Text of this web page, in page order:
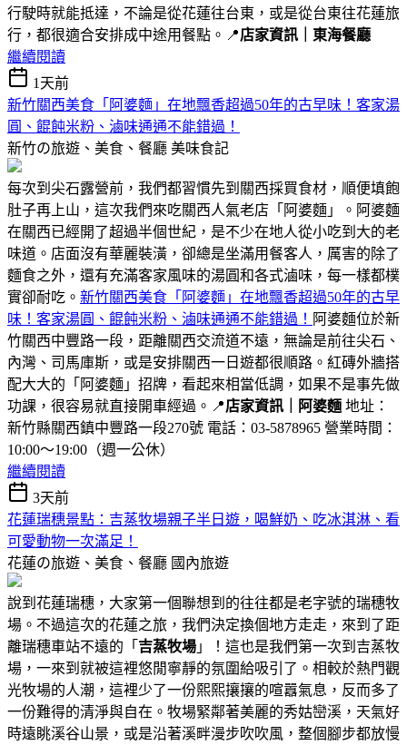
行駛時就能抵達，不論是從花蓮往台東，或是從台東往花蓮旅
行，都很適合安排成中途用餐點。📍店家資訊｜東海餐廳
繼續閱讀
1天前
新竹關西美食「阿婆麵」在地飄香超過50年的古早味！客家湯
圓、餛飩米粉、滷味通通不能錯過！
新竹の旅遊、美食、餐廳 美味食記
每次到尖石露營前，我們都習慣先到關西採買食材，順便填飽
肚子再上山，這次我們來吃關西人氣老店「阿婆麵」。阿婆麵
在關西已經開了超過半個世紀，是不少在地人從小吃到大的老
味道。店面沒有華麗裝潢，卻總是坐滿用餐客人，厲害的除了
麵食之外，還有充滿客家風味的湯圓和各式滷味，每一樣都樸
實卻耐吃。 新竹關西美食「阿婆麵」在地飄香超過50年的古早
味！客家湯圓、餛飩米粉、滷味通通不能錯過！ 阿婆麵位於新
竹關西中豐路一段，距離關西交流道不遠，無論是前往尖石、
內灣、司馬庫斯，或是安排關西一日遊都很順路。紅磚外牆搭
配大大的「阿婆麵」招牌，看起來相當低調，如果不是事先做
功課，很容易就直接開車經過。📍店家資訊｜阿婆麵 地址：
新竹縣關西鎮中豐路一段270號 電話：03-5878965 營業時間：
10:00～19:00（週一公休）
繼續閱讀
3天前
花蓮瑞穗景點：吉蒸牧場親子半日遊，喝鮮奶、吃冰淇淋、看
可愛動物一次滿足！
花蓮の旅遊、美食、餐廳 國內旅遊
說到花蓮瑞穗，大家第一個聯想到的往往都是老字號的瑞穗牧
場。不過這次的花蓮之旅，我們決定換個地方走走，來到了距
離瑞穗車站不遠的「 吉蒸牧場 」！這也是我們第一次到吉蒸牧
場，一來到就被這裡悠閒寧靜的氛圍給吸引了。相較於熱門觀
光牧場的人潮，這裡少了一份熙熙攘攘的喧囂氣息，反而多了
一份難得的清淨與自在。牧場緊鄰著美麗的秀姑巒溪，天氣好
時遠眺溪谷山景，或是沿著溪畔漫步吹吹風，整個腳步都放慢